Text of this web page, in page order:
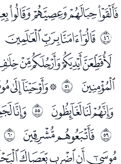
ﰭﮌﮍﮎﮏ
ﯡ ﰲ
ﯸﯹﯺ ﰶ
ﰺ ﰏﰐ ﰻ